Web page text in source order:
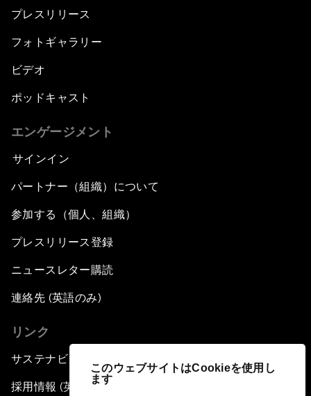
このウェブサイトはCookieを使用し
ます
プレスリリース
フォトギャラリー
ビデオ
ポッドキャスト
エンゲージメント
サインイン
パートナー（組織）について
参加する（個人、組織）
プレスリリース登録
ニュースレター購読
連絡先 (英語のみ)
リンク
サステナビリティへの取り組み
採用情報 (英語のみ)